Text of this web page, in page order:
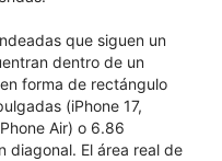
que siguen un
dentro de un
forma de rectángulo
(iPhone 17,
Air) o 6.86
diagonal. El área real de